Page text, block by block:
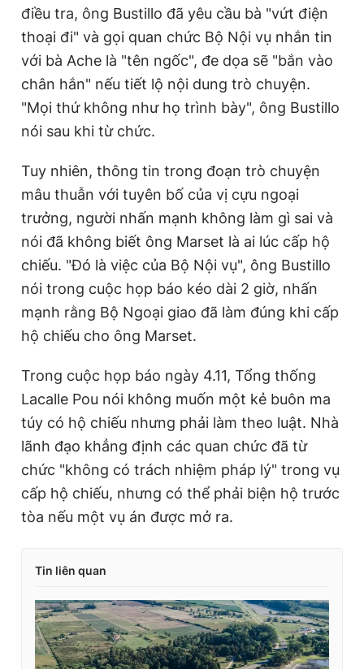
điều tra, ông Bustillo đã yêu cầu bà "vứt điện
thoại đi" và gọi quan chức Bộ Nội vụ nhắn tin
với bà Ache là "tên ngốc", đe dọa sẽ "bắn vào
chân hắn" nếu tiết lộ nội dung trò chuyện.
"Mọi thứ không như họ trình bày", ông Bustillo
nói sau khi từ chức.
Tuy nhiên, thông tin trong đoạn trò chuyện
mâu thuẫn với tuyên bố của vị cựu ngoại
trưởng, người nhấn mạnh không làm gì sai và
nói đã không biết ông Marset là ai lúc cấp hộ
chiếu. "Đó là việc của Bộ Nội vụ", ông Bustillo
nói trong cuộc họp báo kéo dài 2 giờ, nhấn
mạnh rằng Bộ Ngoại giao đã làm đúng khi cấp
hộ chiếu cho ông Marset.
Trong cuộc họp báo ngày 4.11, Tổng thống
Lacalle Pou nói không muốn một kẻ buôn ma
túy có hộ chiếu nhưng phải làm theo luật. Nhà
lãnh đạo khẳng định các quan chức đã từ
chức "không có trách nhiệm pháp lý" trong vụ
cấp hộ chiếu, nhưng có thể phải biện hộ trước
tòa nếu một vụ án được mở ra.
Tin liên quan